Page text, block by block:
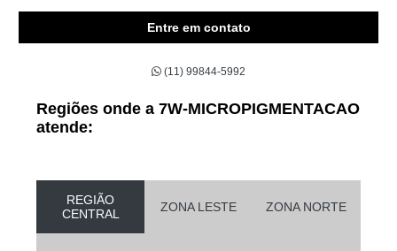
Entre em contato
(11) 99844-5992
Regiões onde a 7W-MICROPIGMENTACAO
atende:
REGIÃO
CENTRAL
ZONA LESTE ZONA NORTE